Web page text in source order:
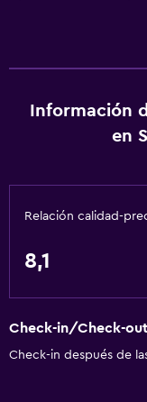
Información
en
Relación calidad-
8,1
Check-in/Check-
Check-in después de